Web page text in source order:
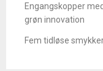
Engangskopper
grøn innovation
Fem tidløse